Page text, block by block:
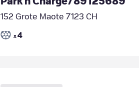
152 Grote Maote 7123 CH
x 4